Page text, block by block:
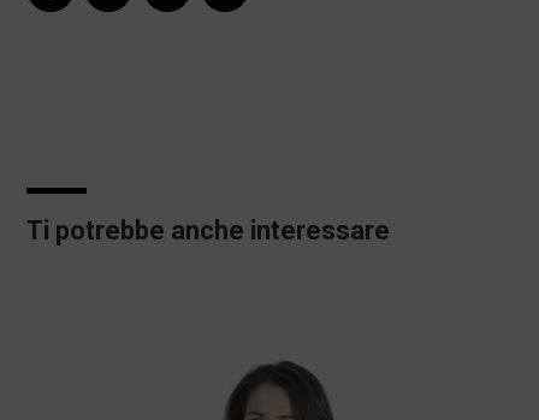
Ti potrebbe anche interessare